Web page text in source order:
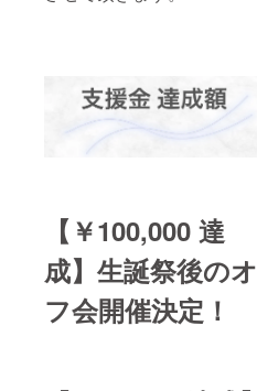
【￥100,000 達
成】生誕祭後のオ
フ会開催決定！